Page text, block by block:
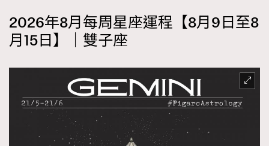
2026年8月每周星座運程【8月9日至8
月15日】｜雙子座